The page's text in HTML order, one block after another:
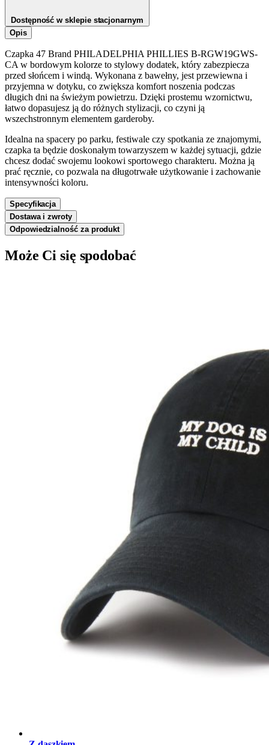
Dostępność w sklepie stacjonarnym
Opis
Czapka 47 Brand PHILADELPHIA PHILLIES B-RGW19GWS-
CA w bordowym kolorze to stylowy dodatek, który zabezpiecza
przed słońcem i windą. Wykonana z bawełny, jest przewiewna i
przyjemna w dotyku, co zwiększa komfort noszenia podczas
długich dni na świeżym powietrzu. Dzięki prostemu wzornictwu,
łatwo dopasujesz ją do różnych stylizacji, co czyni ją
wszechstronnym elementem garderoby.
Idealna na spacery po parku, festiwale czy spotkania ze znajomymi,
czapka ta będzie doskonałym towarzyszem w każdej sytuacji, gdzie
chcesz dodać swojemu lookowi sportowego charakteru. Można ją
prać ręcznie, co pozwala na długotrwałe użytkowanie i zachowanie
intensywności koloru.
Specyfikacja
Dostawa i zwroty
Odpowiedzialność za produkt
Może Ci się spodobać